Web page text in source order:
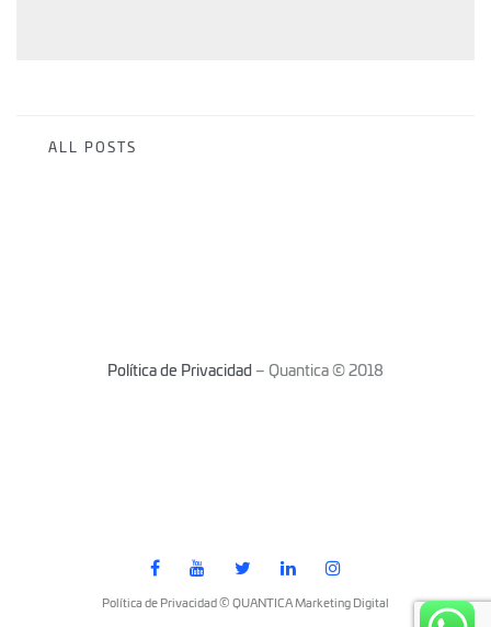
ALL POSTS
Política de Privacidad – Quantica © 2018
Política de Privacidad © QUANTICA Marketing Digital